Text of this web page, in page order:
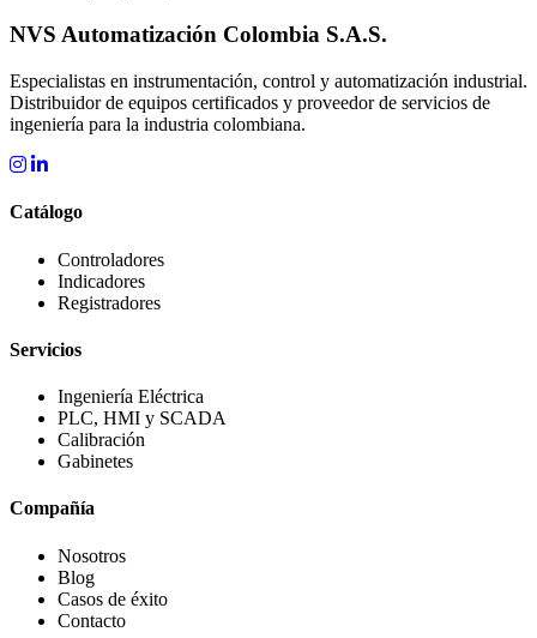
NVS Automatización Colombia S.A.S.
Especialistas en instrumentación, control y automatización industrial.
Distribuidor de equipos certificados y proveedor de servicios de
ingeniería para la industria colombiana.
Catálogo
Controladores
Indicadores
Registradores
Servicios
Ingeniería Eléctrica
PLC, HMI y SCADA
Calibración
Gabinetes
Compañía
Nosotros
Blog
Casos de éxito
Contacto